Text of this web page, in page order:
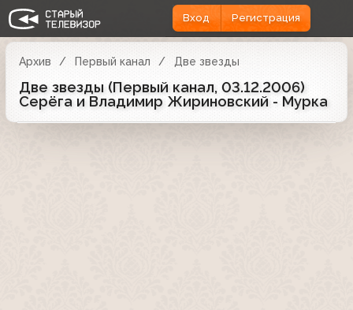
Вход Регистрация
Архив Первый канал Две звезды
Две звезды (Первый канал, 03.12.2006)
Серёга и Владимир Жириновский - Мурка